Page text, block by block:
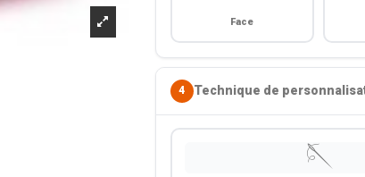
Face
4 Technique de
🪡